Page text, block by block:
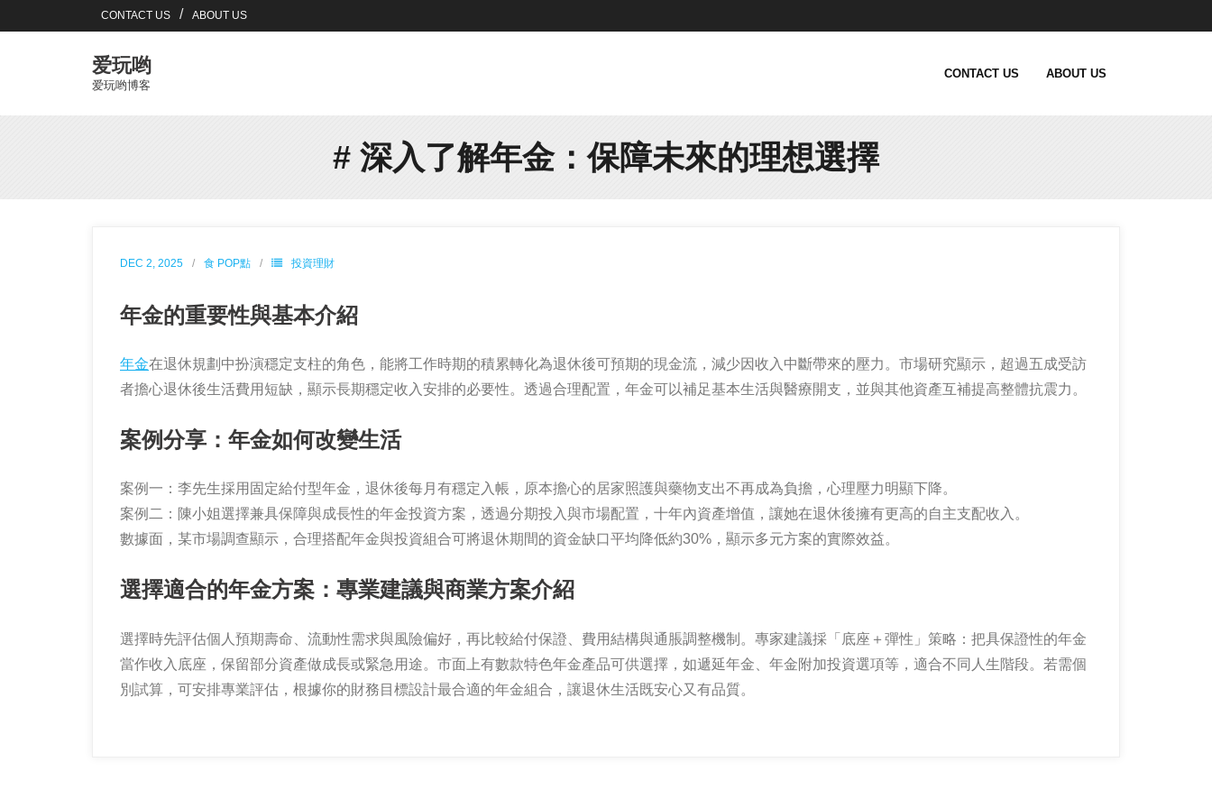
to
CONTACT US ABOUT US
爱玩哟
爱玩哟博客
CONTACT US ABOUT US
# 深入了解年金：保障未來的理想選擇
DEC 2, 2025 食 POP點 投資理財
年金的重要性與基本介紹
年金在退休規劃中扮演穩定支柱的角色，能將工作時期的積累轉化為退休後可預期的現金流，減少因收入中斷帶來的壓力。市場研究顯示，超過五成受訪
者擔心退休後生活費用短缺，顯示長期穩定收入安排的必要性。透過合理配置，年金可以補足基本生活與醫療開支，並與其他資產互補提高整體抗震力。
案例分享：年金如何改變生活
案例一：李先生採用固定給付型年金，退休後每月有穩定入帳，原本擔心的居家照護與藥物支出不再成為負擔，心理壓力明顯下降。
案例二：陳小姐選擇兼具保障與成長性的年金投資方案，透過分期投入與市場配置，十年內資產增值，讓她在退休後擁有更高的自主支配收入。
數據面，某市場調查顯示，合理搭配年金與投資組合可將退休期間的資金缺口平均降低約30%，顯示多元方案的實際效益。
選擇適合的年金方案：專業建議與商業方案介紹
選擇時先評估個人預期壽命、流動性需求與風險偏好，再比較給付保證、費用結構與通脹調整機制。專家建議採「底座＋彈性」策略：把具保證性的年金
當作收入底座，保留部分資產做成長或緊急用途。市面上有數款特色年金產品可供選擇，如遞延年金、年金附加投資選項等，適合不同人生階段。若需個
別試算，可安排專業評估，根據你的財務目標設計最合適的年金組合，讓退休生活既安心又有品質。